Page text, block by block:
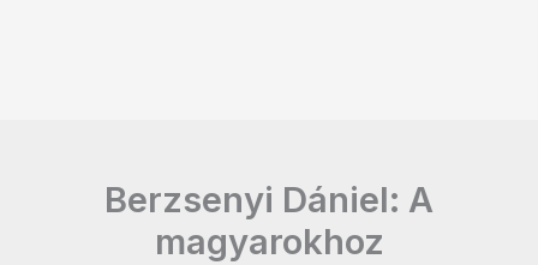
Berzsenyi Dániel: A
magyarokhoz